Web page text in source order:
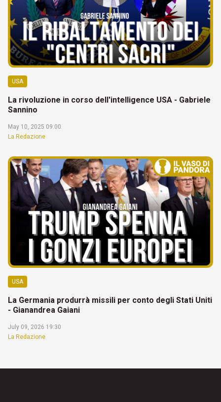
USA
La rivoluzione in corso dell'intelligence USA - Gabriele
Sannino
May 10, 2025 09:00
La Redazione
USA
La Germania produrrà missili per conto degli Stati Uniti
- Gianandrea Gaiani
July 09, 2026 19:30
La Redazione